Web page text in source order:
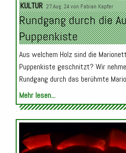
KULTUR 27.Aug. 24 von Fabian Kapfer
Rundgang durch die
Puppenkiste
Aus welchem Holz sind die
Puppenkiste geschnitzt? Wir
Rundgang durch das berühmte
Mehr lesen...